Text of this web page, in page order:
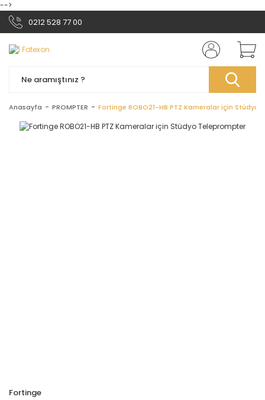
-->
0212 528 77 00
Anasayfa PROMPTER Fortinge ROBO21-HB PTZ Kameralar için Stüdyo
Fortinge